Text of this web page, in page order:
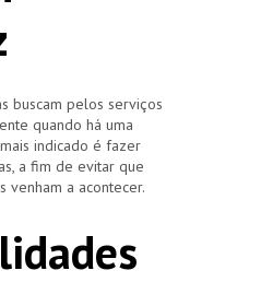
buscam pelos serviços
quando há uma
indicado é fazer
a fim de evitar que
venham a acontecer.